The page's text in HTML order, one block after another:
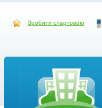
Зробити стартовою